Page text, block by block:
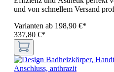
und von schnellem Versand
Varianten ab 198,90 €*
337,80 €*